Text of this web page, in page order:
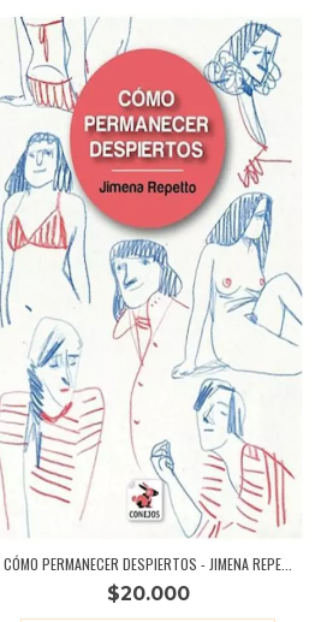
CÓMO PERMANECER DESPIERTOS - JIMENA REPE...
$20.000